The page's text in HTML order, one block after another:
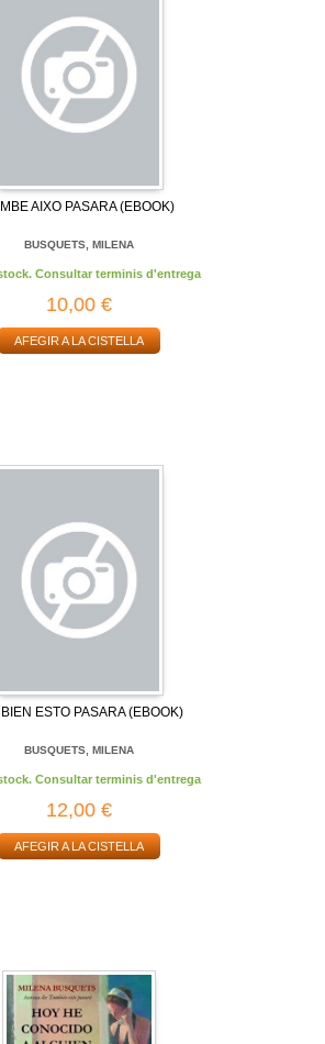
AIXO PASARA (EBOOK)
BUSQUETS, MILENA
Consultar terminis d'entrega
10,00 €
AFEGIR A LA CISTELLA
ESTO PASARA (EBOOK)
BUSQUETS, MILENA
Consultar terminis d'entrega
12,00 €
AFEGIR A LA CISTELLA